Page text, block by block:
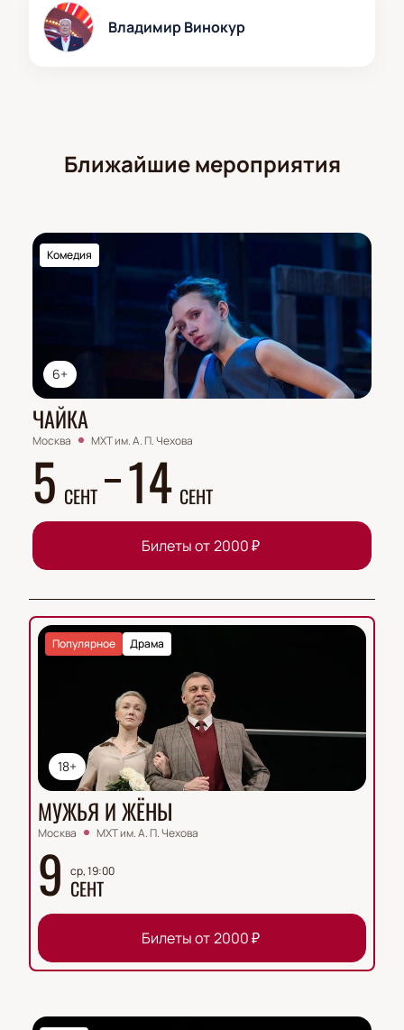
Владимир Винокур
Ближайшие мероприятия
6+
Комедия
ЧАЙКА
Москва МХТ им. А. П. Чехова
5 СЕНТ 14 СЕНТ
Билеты от 2000₽
18+
Драма
Популярное
МУЖЬЯ И ЖЁНЫ
Москва МХТ им. А. П. Чехова
9 ср, 19:00
СЕНТ
Билеты от 2000₽